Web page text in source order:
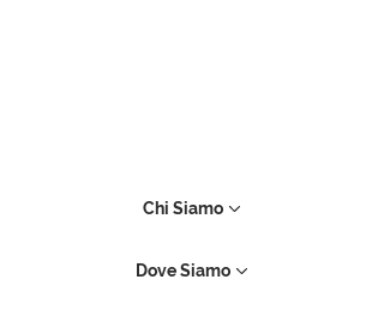
Chi Siamo
Dove Siamo